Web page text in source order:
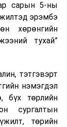
гадаадын
Тухайлбал,
80 гаруй
тус улсын
болзошгүйг
сарын 5-ны
эрэмбэ
хөрөнгийн
тухай”
тэтгэвэрт
нэмэгдэл
бүх төрлийн
сургалтын
төрийн